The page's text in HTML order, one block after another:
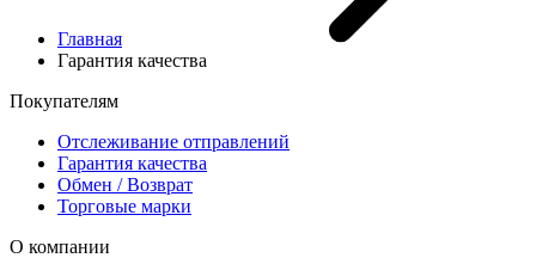
Главная
Гарантия качества
Покупателям
Отслеживание отправлений
Гарантия качества
Обмен / Возврат
Торговые марки
О компании